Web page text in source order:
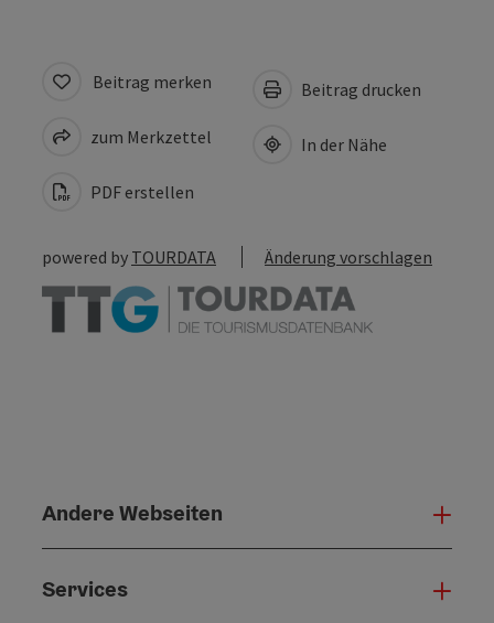
Beitrag merken
zum Merkzettel
PDF erstellen
Beitrag drucken
In der Nähe
powered by TOURDATA Änderung vorschlagen
Andere Webseiten
Services